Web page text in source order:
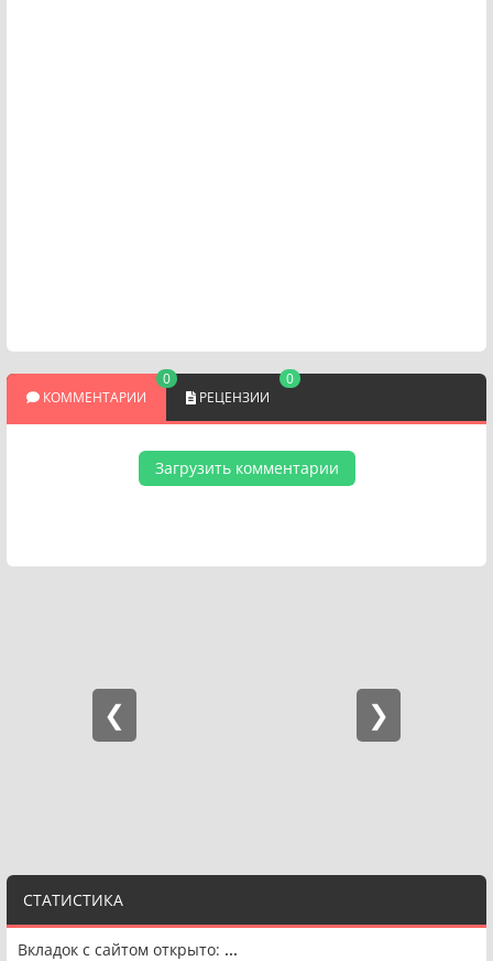
СТАТИСТИКА
Вкладок с сайтом открыто: ...
КОММЕНТАРИИ
0
РЕЦЕНЗИИ
0
Загрузить комментарии